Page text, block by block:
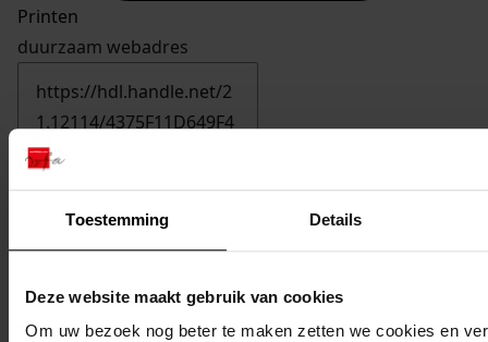
Toestemming Details
Deze website maakt gebruik van cookies
Om uw bezoek nog beter te maken zetten we cookies en
Printen
duurzaam webadres
Inventaris
Datering:
1980